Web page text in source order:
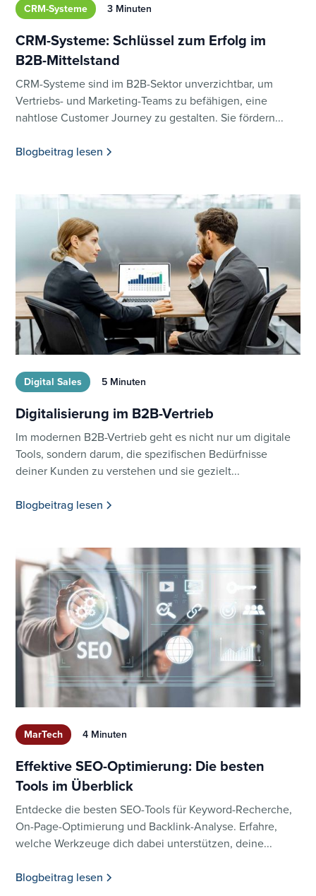
CRM-Systeme 3 Minuten
CRM-Systeme: Schlüssel zum Erfolg im
B2B-Mittelstand
CRM-Systeme sind im B2B-Sektor unverzichtbar, um
Vertriebs- und Marketing-Teams zu befähigen, eine
nahtlose Customer Journey zu gestalten. Sie fördern...
Blogbeitrag lesen
Digital Sales 5 Minuten
Digitalisierung im B2B-Vertrieb
Im modernen B2B-Vertrieb geht es nicht nur um digitale
Tools, sondern darum, die spezifischen Bedürfnisse
deiner Kunden zu verstehen und sie gezielt...
Blogbeitrag lesen
MarTech 4 Minuten
Effektive SEO-Optimierung: Die besten
Tools im Überblick
Entdecke die besten SEO-Tools für Keyword-Recherche,
On-Page-Optimierung und Backlink-Analyse. Erfahre,
welche Werkzeuge dich dabei unterstützen, deine...
Blogbeitrag lesen